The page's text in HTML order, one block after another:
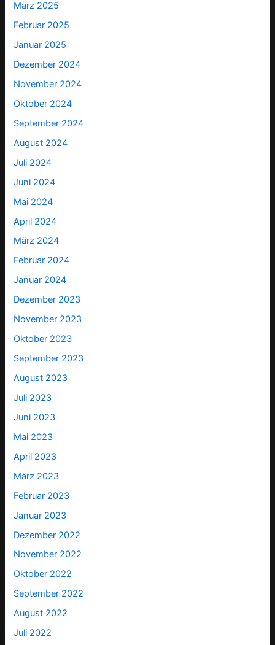
März 2025
Februar 2025
Januar 2025
Dezember 2024
November 2024
Oktober 2024
September 2024
August 2024
Juli 2024
Juni 2024
Mai 2024
April 2024
März 2024
Februar 2024
Januar 2024
Dezember 2023
November 2023
Oktober 2023
September 2023
August 2023
Juli 2023
Juni 2023
Mai 2023
April 2023
März 2023
Februar 2023
Januar 2023
Dezember 2022
November 2022
Oktober 2022
September 2022
August 2022
Juli 2022